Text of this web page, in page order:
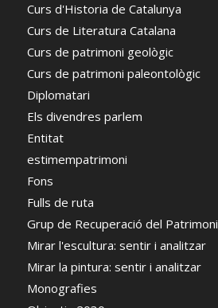
Curs d'Historia de Catalunya
Curs de Literatura Catalana
Curs de patrimoni geològic
Curs de patrimoni paleontològic
Diplomatari
Els divendres parlem
Entitat
estimempatrimoni
Fons
Fulls de ruta
Grup de Recuperació del Patrimoni
Mirar l'escultura: sentir i analitzar
Mirar la pintura: sentir i analitzar
Monografies